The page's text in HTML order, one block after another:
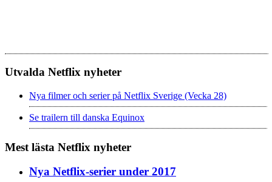
Utvalda Netflix nyheter
Nya filmer och serier på Netflix Sverige (Vecka 28)
Se trailern till danska Equinox
Mest lästa Netflix nyheter
Nya Netflix-serier under 2017